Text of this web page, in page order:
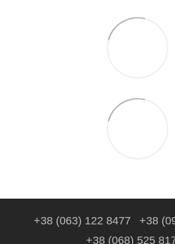
+38 (063) 122 8477
+38
+38 (068) 525